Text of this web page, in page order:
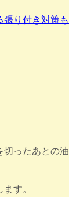
張り付き対策も
ったあとの油
す。